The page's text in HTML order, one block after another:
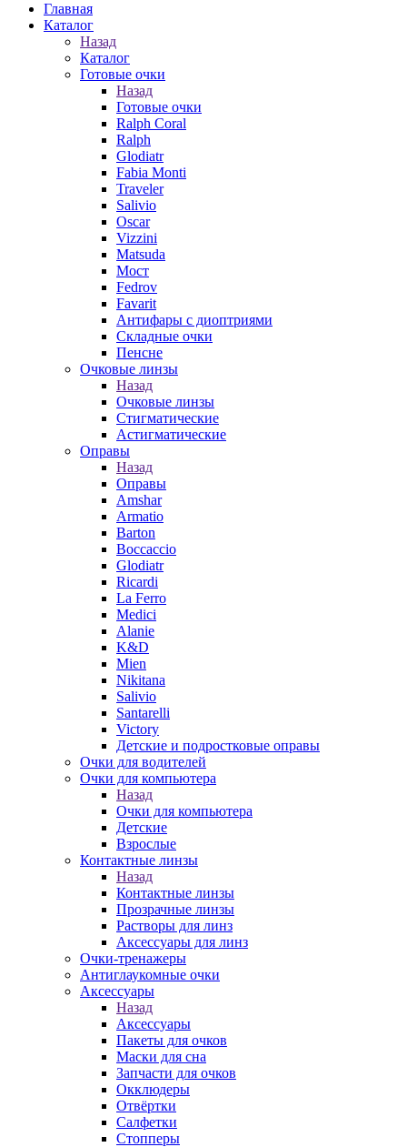
Главная
Каталог
Назад
Каталог
Готовые очки
Назад
Готовые очки
Ralph Coral
Ralph
Glodiatr
Fabia Monti
Traveler
Salivio
Oscar
Vizzini
Matsuda
Мост
Fedrov
Favarit
Антифары с диоптриями
Складные очки
Пенсне
Очковые линзы
Назад
Очковые линзы
Стигматические
Астигматические
Оправы
Назад
Оправы
Amshar
Armatio
Barton
Boccaccio
Glodiatr
Ricardi
La Ferro
Medici
Alanie
K&D
Mien
Nikitana
Salivio
Santarelli
Victory
Детские и подростковые оправы
Очки для водителей
Очки для компьютера
Назад
Очки для компьютера
Детские
Взрослые
Контактные линзы
Назад
Контактные линзы
Прозрачные линзы
Растворы для линз
Аксессуары для линз
Очки-тренажеры
Антиглаукомные очки
Аксессуары
Назад
Аксессуары
Пакеты для очков
Маски для сна
Запчасти для очков
Окклюдеры
Отвёртки
Салфетки
Стопперы